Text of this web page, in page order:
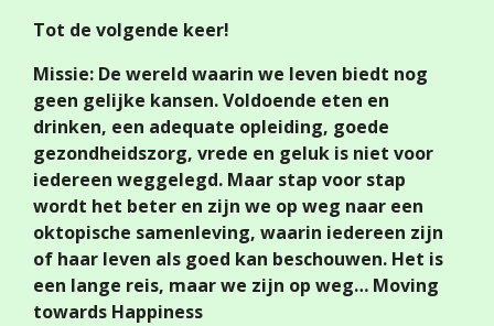
Tot de volgende keer!
Missie: De wereld waarin we leven biedt nog
geen gelijke kansen. Voldoende eten en
drinken, een adequate opleiding, goede
gezondheidszorg, vrede en geluk is niet voor
iedereen weggelegd. Maar stap voor stap
wordt het beter en zijn we op weg naar een
oktopische samenleving, waarin iedereen zijn
of haar leven als goed kan beschouwen. Het is
een lange reis, maar we zijn op weg… Moving
towards Happiness